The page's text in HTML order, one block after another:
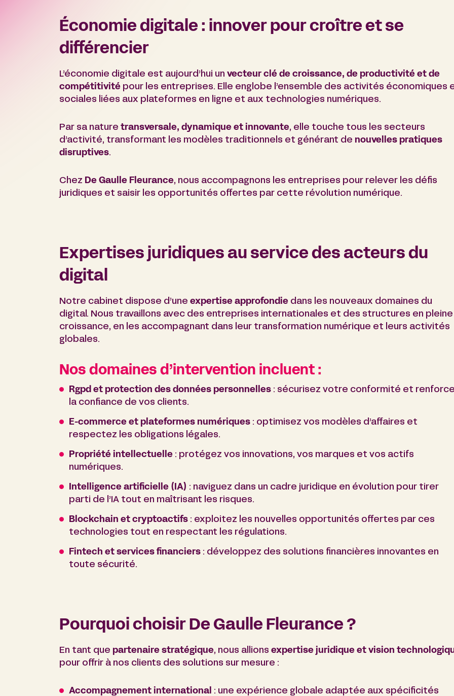
Économie digitale : innover pour croître et se
différencier
L’économie digitale est aujourd’hui un vecteur clé de croissance, de productivité et de
compétitivité pour les entreprises. Elle englobe l’ensemble des activités économiques
sociales liées aux plateformes en ligne et aux technologies numériques.
Par sa nature transversale, dynamique et innovante, elle touche tous les secteurs
d’activité, transformant les modèles traditionnels et générant de nouvelles pratiques
disruptives.
Chez De Gaulle Fleurance, nous accompagnons les entreprises pour relever les défis
juridiques et saisir les opportunités offertes par cette révolution numérique.
Expertises juridiques au service des acteurs du
digital
Notre cabinet dispose d’une expertise approfondie dans les nouveaux domaines du
digital. Nous travaillons avec des entreprises internationales et des structures en pleine
croissance, en les accompagnant dans leur transformation numérique et leurs activités
globales.
Nos domaines d’intervention incluent :
Rgpd et protection des données personnelles : sécurisez votre conformité et
la confiance de vos clients.
E-commerce et plateformes numériques : optimisez vos modèles d’affaires et
respectez les obligations légales.
Propriété intellectuelle : protégez vos innovations, vos marques et vos actifs
numériques.
Intelligence artificielle (IA) : naviguez dans un cadre juridique en évolution pour tirer
parti de l’IA tout en maîtrisant les risques.
Blockchain et cryptoactifs : exploitez les nouvelles opportunités offertes par ces
technologies tout en respectant les régulations.
Fintech et services financiers : développez des solutions financières innovantes en
toute sécurité.
Pourquoi choisir De Gaulle Fleurance ?
En tant que partenaire stratégique, nous allions expertise juridique et vision
pour offrir à nos clients des solutions sur mesure :
Accompagnement international : une expérience globale adaptée aux spécificités